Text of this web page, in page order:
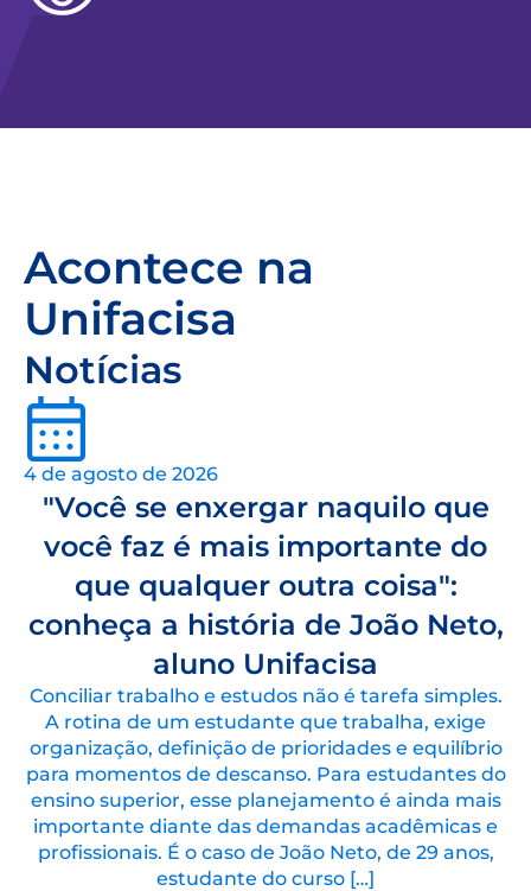
Acontece na
Unifacisa
Notícias
4 de agosto de 2026
"Você se enxergar naquilo que
você faz é mais importante do
que qualquer outra coisa":
conheça a história de João Neto,
aluno Unifacisa
Conciliar trabalho e estudos não é tarefa simples.
A rotina de um estudante que trabalha, exige
organização, definição de prioridades e equilíbrio
para momentos de descanso. Para estudantes do
ensino superior, esse planejamento é ainda mais
importante diante das demandas acadêmicas e
profissionais. É o caso de João Neto, de 29 anos,
estudante do curso […]